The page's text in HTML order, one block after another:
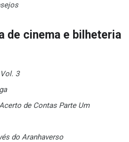
de cinema e bilheteria
3
de Contas Parte Um
do Aranhaverso